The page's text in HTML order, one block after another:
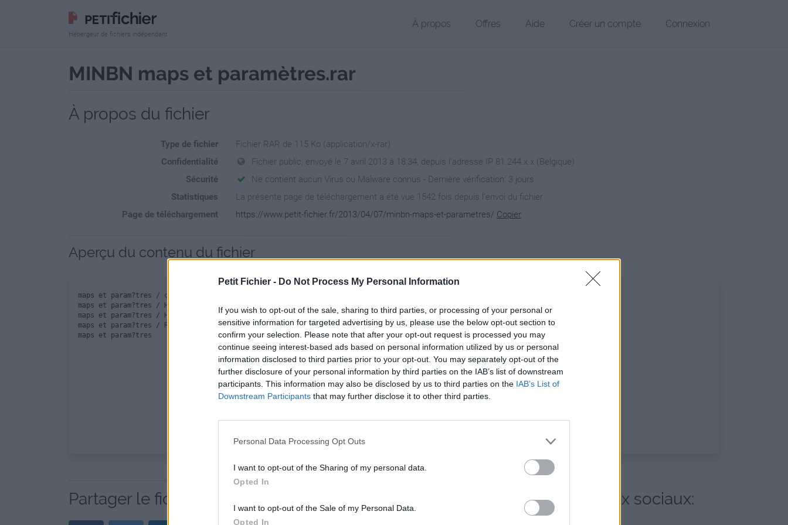
Petit Fichier - Do Not Process My Personal Information
If you wish to opt-out of the sale, sharing to third parties, or processing of your personal or
sensitive information for targeted advertising by us, please use the below opt-out section to
confirm your selection. Please note that after your opt-out request is processed you may
continue seeing interest-based ads based on personal information utilized by us or personal
information disclosed to third parties prior to your opt-out. You may separately opt-out of the
further disclosure of your personal information by third parties on the IAB’s list of downstream
participants. This information may also be disclosed by us to third parties on the IAB’s List of
Downstream Participants that may further disclose it to other third parties.
Personal Data Processing Opt Outs
I want to opt-out of the Sharing of my personal data.
Opted In
I want to opt-out of the Sale of my Personal Data.
Opted In
Hébergeur de fichiers indépendant
À propos Offres Aide Créer un compte Connexion
MINBN maps et paramètres.rar
À propos du fichier
Type de fichier
Fichier RAR de 115 Ko (application/x-rar)
Confidentialité
Fichier public, envoyé le 7 avril 2013 à 18:34, depuis l'adresse IP 81.244.x.x (Belgique)
Sécurité
Ne contient aucun Virus ou Malware connus - Dernière vérification: 3 jours
Statistiques
La présente page de téléchargement a été vue 1542 fois depuis l'envoi du fichier
Page de téléchargement
https://www.petit-fichier.fr/2013/04/07/minbn-maps-et-parametres/ Copier
Aperçu du contenu du fichier
maps et param?tres / cmbn - mini.jpg
maps et param?tres / HK-Aeffe_Bocage-II.btt
maps et param?tres / HK-R?glement de comptes a OK-Bocage.btt
maps et param?tres / R?gles et param?tres.txt
Partager le fichier MINBN maps et paramètres.rar sur le Web et les réseaux sociaux: